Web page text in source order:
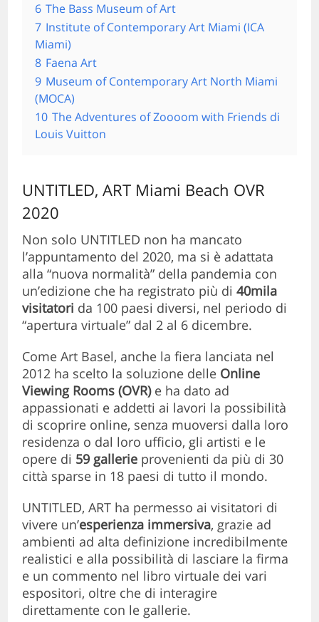
6 The Bass Museum of Art
7 Institute of Contemporary Art Miami (ICA
Miami)
8 Faena Art
9 Museum of Contemporary Art North Miami
(MOCA)
10 The Adventures of Zoooom with Friends di
Louis Vuitton
UNTITLED, ART Miami Beach OVR
2020
Non solo UNTITLED non ha mancato
l’appuntamento del 2020, ma si è adattata
alla “nuova normalità” della pandemia con
un’edizione che ha registrato più di40mila
visitatori da 100 paesi diversi, nel periodo di
“apertura virtuale” dal 2 al 6 dicembre.
Come Art Basel, anche la fiera lanciata nel
2012 ha scelto la soluzione delle Online
Viewing Rooms (OVR) e ha dato ad
appassionati e addetti ai lavori la possibilità
di scoprire online, senza muoversi dalla loro
residenza o dal loro ufficio, gli artisti e le
opere di 59 gallerie provenienti da più di 30
città sparse in 18 paesi di tutto il mondo.
UNTITLED, ART ha permesso ai visitatori di
vivere un’esperienza immersiva, grazie ad
ambienti ad alta definizione incredibilmente
realistici e alla possibilità di lasciare la firma
e un commento nel libro virtuale dei vari
espositori, oltre che di interagire
direttamente con le gallerie.